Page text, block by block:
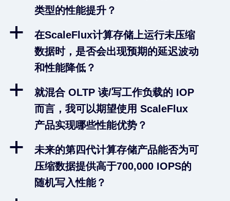
类型的性能提升？
a
在ScaleFlux计算存储上运行未压缩
数据时，是否会出现预期的延迟波动
和性能降低？
a
就混合 OLTP 读/写工作负载的 IOP
而言，我可以期望使用 ScaleFlux
产品实现哪些性能优势？
a
未来的第四代计算存储产品能否为可
压缩数据提供高于700,000 IOPS的
随机写入性能？